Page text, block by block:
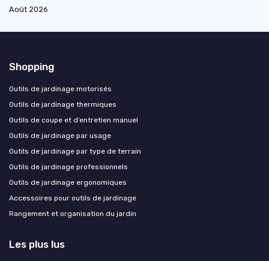
Août 2026
Shopping
Outils de jardinage motorisés
Outils de jardinage thermiques
Outils de coupe et d’entretien manuel
Outils de jardinage par usage
Outils de jardinage par type de terrain
Outils de jardinage professionnels
Outils de jardinage ergonomiques
Accessoires pour outils de jardinage
Rangement et organisation du jardin
Les plus lus